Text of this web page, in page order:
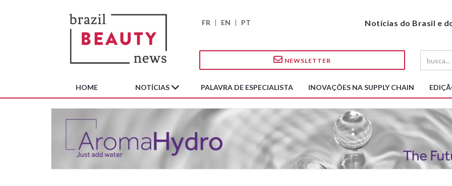
FR | EN | PT Notícias do Brasil e
NEWSLETTER
HOME NOTÍCIAS PALAVRA DE ESPECIALISTA INOVAÇÕES NA SUPPLY CHAIN